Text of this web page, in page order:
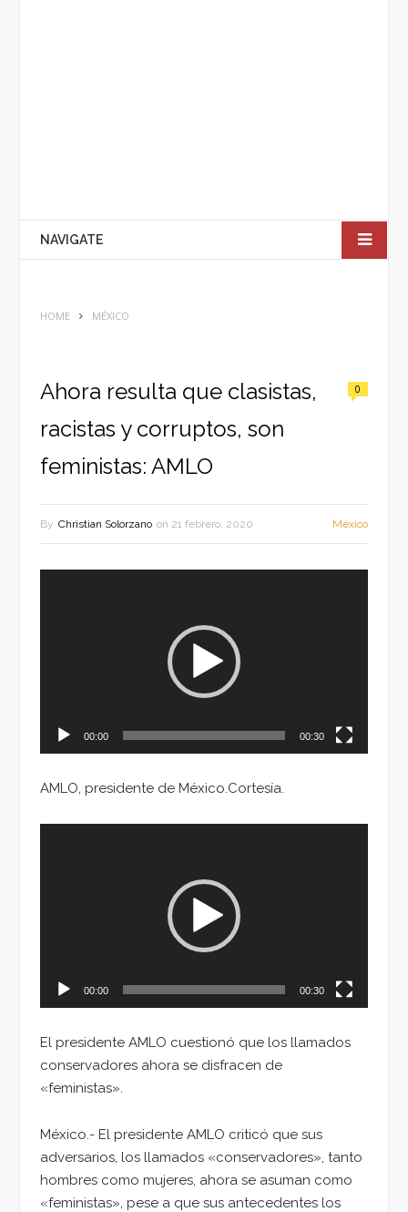
NAVIGATE
HOME MÉXICO
Ahora resulta que clasistas,
racistas y corruptos, son
feministas: AMLO
0
By Christian Solorzano on 21 febrero, 2020 México
00:00 00:30
AMLO, presidente de México.Cortesía.
00:00 00:30
El presidente AMLO cuestionó que los llamados
conservadores ahora se disfracen de
«feministas».
México.- El presidente AMLO criticó que sus
adversarios, los llamados «conservadores», tanto
hombres como mujeres, ahora se asuman como
«feministas», pese a que sus antecedentes los